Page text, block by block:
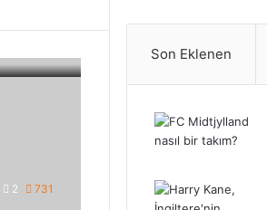
2 731
o
o
k
e
r
s
t
a
r
o
t
i
y
T
o
Son Eklenen